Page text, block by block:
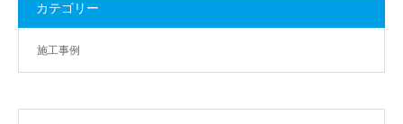
カテゴリー
施工事例